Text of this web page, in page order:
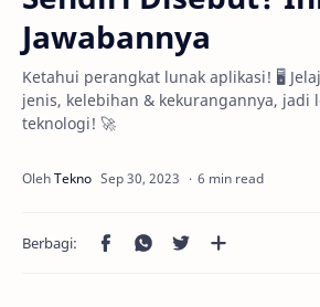
Jawabannya
Ketahui perangkat lunak aplikasi! 🖥️
jenis, kelebihan & kekurangannya, jadi
teknologi! 🚀
6 min read